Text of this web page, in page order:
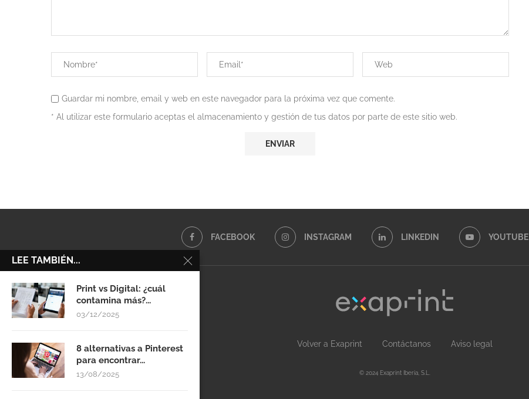
Guardar mi nombre, email y web en este navegador para la próxima vez que comente.
* Al utilizar este formulario aceptas el almacenamiento y gestión de tus datos por parte de este sitio web.
FACEBOOK INSTAGRAM LINKEDIN YOUTUBE
Volver a Exaprint Contáctanos Aviso legal
© 2024 Exaprint Iberia, S.L.
LEE TAMBIÉN...
Print vs Digital: ¿cuál
contamina más?...
03/12/2025
8 alternativas a Pinterest
para encontrar...
13/08/2025